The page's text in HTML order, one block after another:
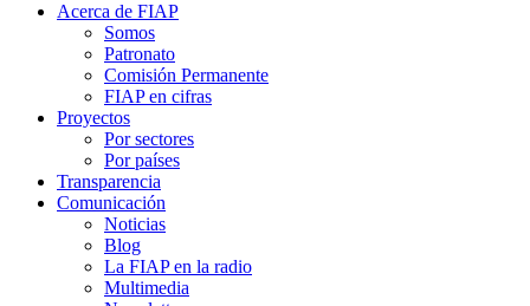
Acerca de FIAP
Somos
Patronato
Comisión Permanente
FIAP en cifras
Proyectos
Por sectores
Por países
Transparencia
Comunicación
Noticias
Blog
La FIAP en la radio
Multimedia